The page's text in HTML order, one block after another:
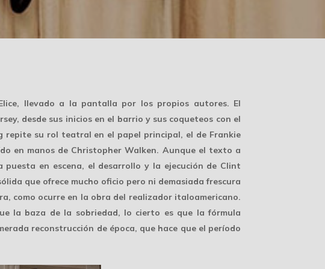
llevado a la pantalla por los propios autores. El
desde sus inicios en el barrio y sus coqueteos con el
repite su rol teatral en el papel principal, el de Frankie
en manos de Christopher Walken. Aunque el texto a
en escena, el desarrollo y la ejecución de Clint
que ofrece mucho oficio pero ni demasiada frescura
como ocurre en la obra del realizador italoamericano.
la baza de la sobriedad, lo cierto es que la fórmula
reconstrucción de época, que hace que el período